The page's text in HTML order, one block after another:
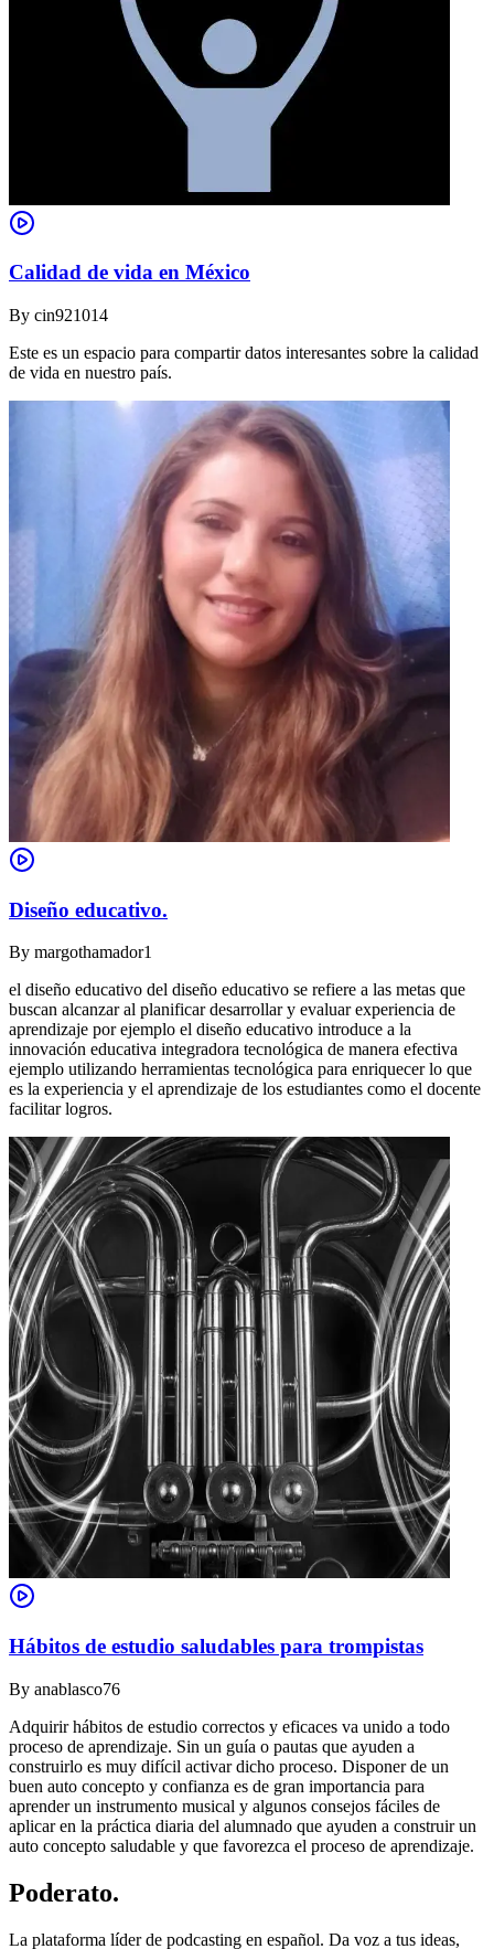
Calidad de vida en México
By cin921014
Este es un espacio para compartir datos interesantes sobre la calidad
de vida en nuestro país.
Diseño educativo.
By margothamador1
el diseño educativo del diseño educativo se refiere a las metas que
buscan alcanzar al planificar desarrollar y evaluar experiencia de
aprendizaje por ejemplo el diseño educativo introduce a la
innovación educativa integradora tecnológica de manera efectiva
ejemplo utilizando herramientas tecnológica para enriquecer lo que
es la experiencia y el aprendizaje de los estudiantes como el docente
facilitar logros.
Hábitos de estudio saludables para trompistas
By anablasco76
Adquirir hábitos de estudio correctos y eficaces va unido a todo
proceso de aprendizaje. Sin un guía o pautas que ayuden a
construirlo es muy difícil activar dicho proceso. Disponer de un
buen auto concepto y confianza es de gran importancia para
aprender un instrumento musical y algunos consejos fáciles de
aplicar en la práctica diaria del alumnado que ayuden a construir un
auto concepto saludable y que favorezca el proceso de aprendizaje.
Poderato.
La plataforma líder de podcasting en español. Da voz a tus ideas,